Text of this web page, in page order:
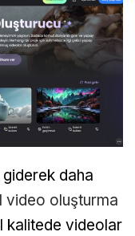
daha
video oluşturma
kalitede videolar